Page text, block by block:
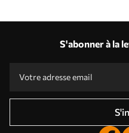
S'abonner à la